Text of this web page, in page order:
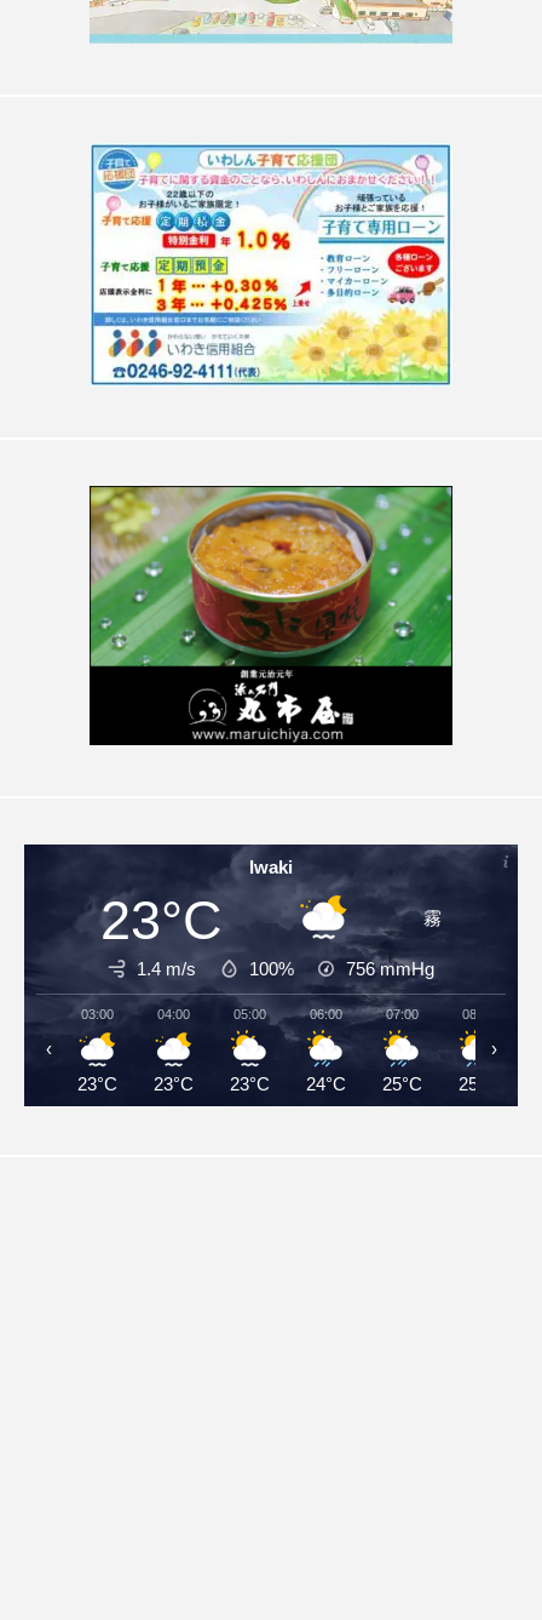
Iwaki
23°C 霧
1.4 m/s 100% 756mmHg
03:00
23°C
04:00
23°C
05:00
23°C
06:00
24°C
07:00
25°C
08:00
25°C
‹ ›